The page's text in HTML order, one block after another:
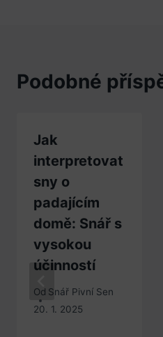
Podobné
Jak
interpretovat
sny o
padajícím
domě: Snář s
vysokou
účinností
Od Snář Pivní Sen
20. 1. 2025